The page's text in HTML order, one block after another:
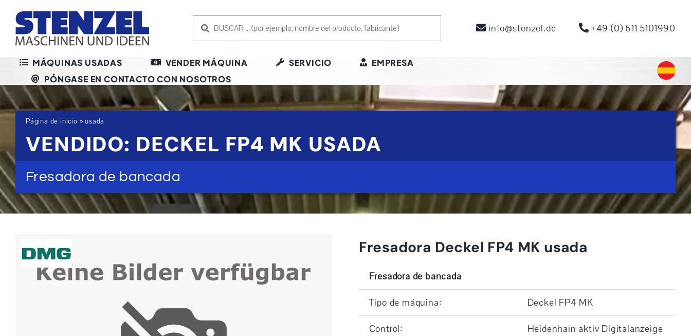
content
info@stenzel.de +49 (0) 611 5101990
MÁQUINAS USADAS VENDER MÁQUINA SERVICIO
EMPRESA
PÓNGASE EN CONTACTO CON NOSOTROS
Página de inicio »usada
VENDIDO: DECKEL FP4 MK USADA
Fresadora de bancada
Fresadora Deckel FP4 MK usada
Fresadora de bancada
Tipo de máquina: Deckel FP4 MK
Control: Heidenhain aktiv Digitalanzeige